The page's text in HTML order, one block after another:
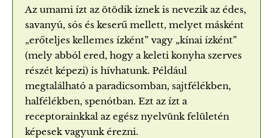
Az umami ízt az ötödik íznek is nevezik az édes,
savanyú, sós és keserű mellett, melyet másként
„erőteljes kellemes ízként” vagy „kínai ízként”
(mely abból ered, hogy a keleti konyha szerves
részét képezi) is hívhatunk. Például
megtalálható a paradicsomban, sajtfélékben,
halfélékben, spenótban. Ezt az ízt a
receptorainkkal az egész nyelvünk felületén
képesek vagyunk érezni.